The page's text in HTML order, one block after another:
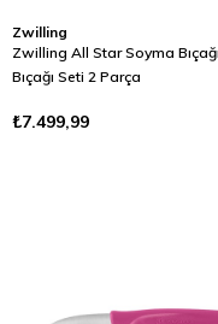
Zwilling
Zwilling All Star Soyma
Bıçağı Seti 2 Parça
₺7.499,99